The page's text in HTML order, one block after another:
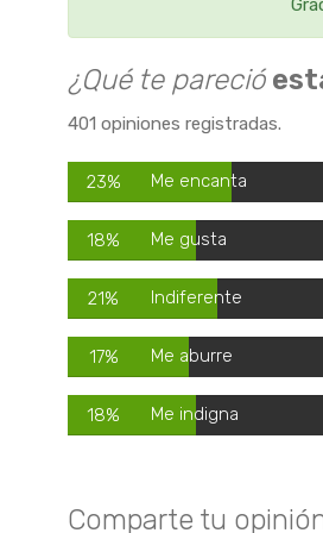
¿Qué te pareció
401 opiniones registradas.
23% Me encanta
18% Me gusta
21% Indiferente
17% Me aburre
18% Me indigna
Comparte tu